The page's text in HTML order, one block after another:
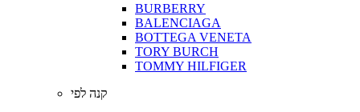
BURBERRY
BALENCIAGA
BOTTEGA VENETA
TORY BURCH
TOMMY HILFIGER
קנה לפי